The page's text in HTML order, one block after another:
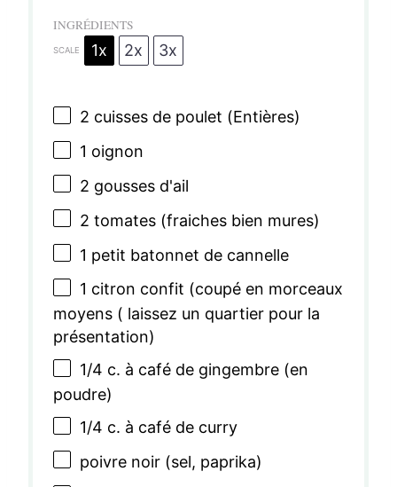
INGRÉDIENTS
SCALE 1x 2x 3x
2 cuisses de poulet (Entières)
1 oignon
2 gousses d'ail
2 tomates (fraiches bien mures)
1 petit batonnet de cannelle
1 citron confit (coupé en morceaux
moyens ( laissez un quartier pour la
présentation)
1/4 c. à café de gingembre (en
poudre)
1/4 c. à café de curry
poivre noir (sel, paprika)